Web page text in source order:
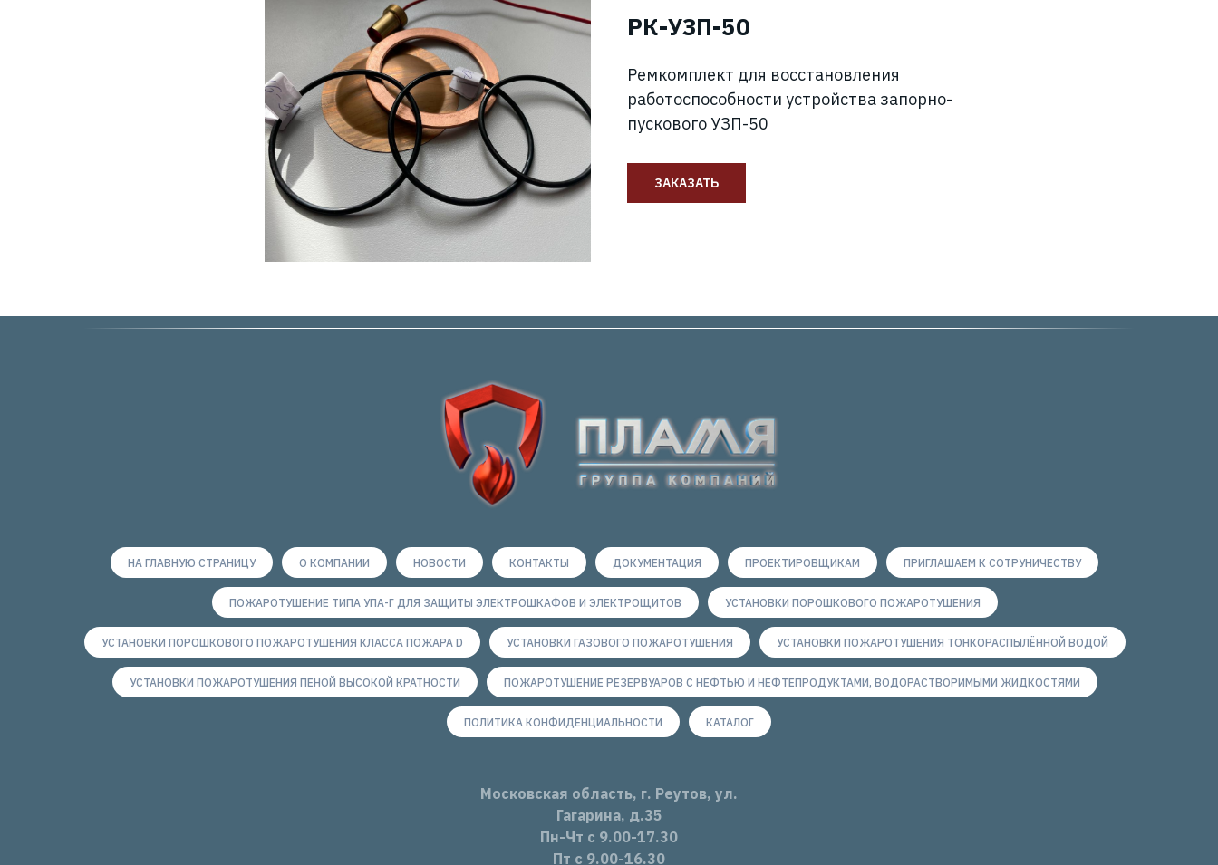
РК-УЗП-50
Ремкомплект для восстановления
работоспособности устройства запорно-
пускового УЗП-50
ЗАКАЗАТЬ
НА ГЛАВНУЮ СТРАНИЦУ О КОМПАНИИ НОВОСТИ КОНТАКТЫ ДОКУМЕНТАЦИЯ ПРОЕКТИРОВЩИКАМ ПРИГЛАШАЕМ К СОТРУНИЧЕСТВУ
ПОЖАРОТУШЕНИЕ ТИПА УПА-Г ДЛЯ ЗАЩИТЫ ЭЛЕКТРОШКАФОВ И ЭЛЕКТРОЩИТОВ УСТАНОВКИ ПОРОШКОВОГО ПОЖАРОТУШЕНИЯ
УСТАНОВКИ ПОРОШКОВОГО ПОЖАРОТУШЕНИЯ КЛАССА ПОЖАРА D УСТАНОВКИ ГАЗОВОГО ПОЖАРОТУШЕНИЯ УСТАНОВКИ ПОЖАРОТУШЕНИЯ ТОНКОРАСПЫЛЁННОЙ ВОДОЙ
УСТАНОВКИ ПОЖАРОТУШЕНИЯ ПЕНОЙ ВЫСОКОЙ КРАТНОСТИ ПОЖАРОТУШЕНИЕ РЕЗЕРВУАРОВ С НЕФТЬЮ И НЕФТЕПРОДУКТАМИ, ВОДОРАСТВОРИМЫМИ ЖИДКОСТЯМИ
ПОЛИТИКА КОНФИДЕНЦИАЛЬНОСТИ КАТАЛОГ
Московская область, г. Реутов, ул.
Гагарина, д.35
Пн-Чт с 9.00-17.30
Пт с 9.00-16.30